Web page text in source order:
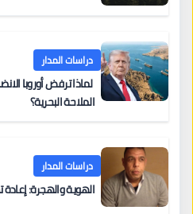
دراسات المدار
لماذا ترفض أوروبا
الملاحة البحرية؟
دراسات المدار
الهوية والهجرة: إعادة